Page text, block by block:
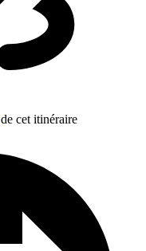
de cet itinéraire